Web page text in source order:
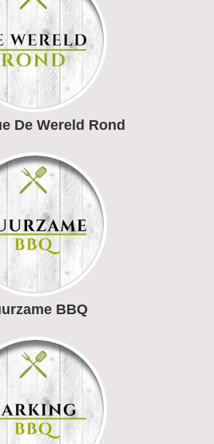
De Wereld Rond
BBQ